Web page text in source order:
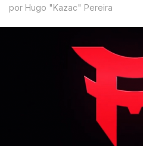
por Hugo "Kazac" Pereira